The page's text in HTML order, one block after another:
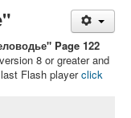
Page 122
8 or greater and
Flash playerclick